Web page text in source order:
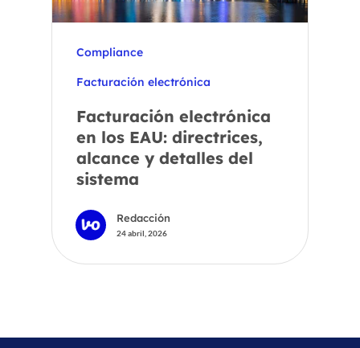
Compliance
Facturación electrónica
Facturación electrónica
en los EAU: directrices,
alcance y detalles del
sistema
Redacción
24 abril, 2026